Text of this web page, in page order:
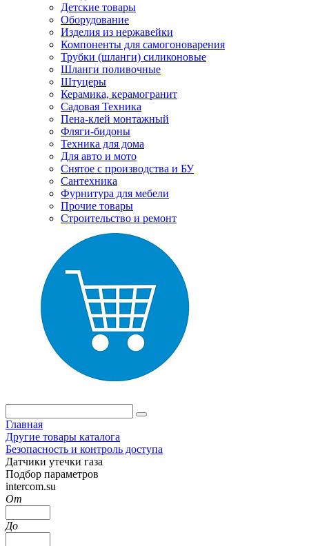
Детские товары
Оборудование
Изделия из нержавейки
Компоненты для самогоноварения
Трубки (шланги) силиконовые
Шланги поливочные
Штуцеры
Керамика, керамогранит
Садовая Техника
Пена-клей монтажный
Фляги-бидоны
Техника для дома
Для авто и мото
Снятое с производства и БУ
Сантехника
Фурнитура для мебели
Прочие товары
Строительство и ремонт
Главная
Другие товары каталога
Безопасность и контроль доступа
Датчики утечки газа
Подбор параметров
intercom.su
От
До